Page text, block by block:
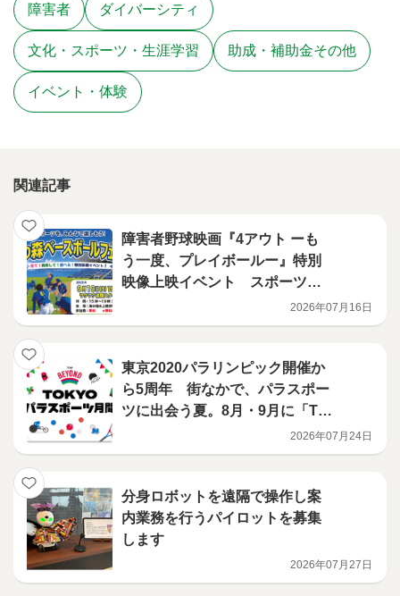
障害者 ダイバーシティ
文化・スポーツ・生涯学習 助成・補助金その他
イベント・体験
関連記事
障害者野球映画『4アウト ーも
う一度、プレイボールー』特別
映像上映イベント スポーツ
を、みんなで楽しもう！「海の
森ベースボールフェスタ」開
分～19時30分
2026年07月16日
東京2020パラリンピック開催か
ら5周年 街なかで、パラスポー
ツに出会う夏。8月・9月に「TO
KYOパラスポーツ月間」を展
開！
2026年07月24日
分身ロボットを遠隔で操作し案
内業務を行うパイロットを募集
します
2026年07月27日